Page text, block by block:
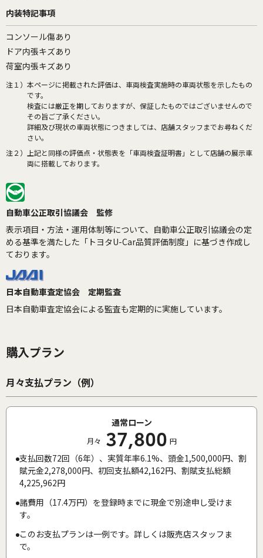
内装特記事項
コンソール傷あり
ドア内張キズあり
荷室内張キズあり
注１） 本ページに掲載された評価は、車両検査実施時の車両状態を示したもの
です。
検査には厳正を期しておりますが、保証したものではございませんので
その旨ご了承ください。
詳細及び現状の車両状態につきましては、店舗スタッフまでお尋ねくだ
さい。
注２）
上記と同様の評価点・状態表を「車両検査証明書」として店舗の展示車
両に搭載しております。
自動車公正取引協議会 監修
表示項目・方法・運用体制等について、自動車公正取引協議会の定
める基準を満たした「トヨタU-Car品質評価制度」に基づき作成し
ております。
日本自動車査定協会 定期監査
日本自動車査定協会による監査も定期的に実施しています。
購入プラン
月々支払プラン（例）
通常ローン
月々 37,800 円
支払回数72回（6年）、実質年率6.1%、頭金1,500,000円、割
賦元金2,278,000円、初回支払額42,162円、割賦支払総額
4,225,962円
諸費用（17.4万円）を登録時までに現金で別途申し受けま
す。
このお支払プランは一例です。詳しくは販売店スタッフま
で。